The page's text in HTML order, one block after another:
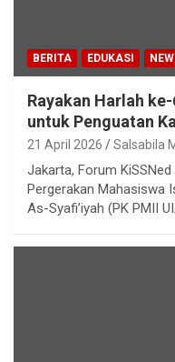
BERITA EDUKASI
Rayakan Harlah
untuk Penguatan
21 April 2026 Salsabila
Jakarta, Forum
Pergerakan Mahasiswa
As-Syafi’iyah (PK PMII